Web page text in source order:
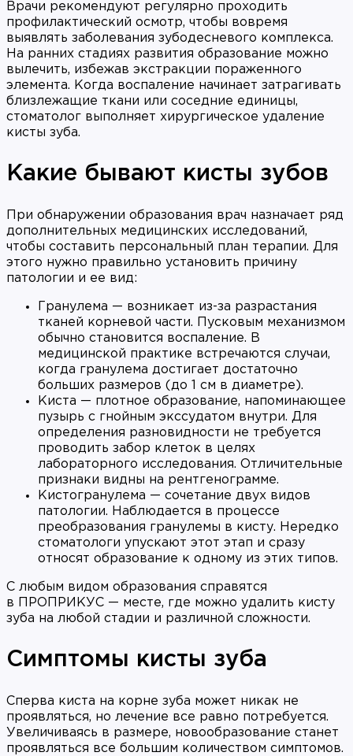
Врачи рекомендуют регулярно проходить
профилактический осмотр, чтобы вовремя
выявлять заболевания зубодесневого комплекса.
На ранних стадиях развития образование можно
вылечить, избежав экстракции пораженного
элемента. Когда воспаление начинает затрагивать
близлежащие ткани или соседние единицы,
стоматолог выполняет хирургическое удаление
кисты зуба.
Какие бывают кисты зубов
При обнаружении образования врач назначает ряд
дополнительных медицинских исследований,
чтобы составить персональный план терапии. Для
этого нужно правильно установить причину
патологии и ее вид:
Гранулема — возникает из-за разрастания
тканей корневой части. Пусковым механизмом
обычно становится воспаление. В
медицинской практике встречаются случаи,
когда гранулема достигает достаточно
больших размеров (до 1 см в диаметре).
Киста — плотное образование, напоминающее
пузырь с гнойным экссудатом внутри. Для
определения разновидности не требуется
проводить забор клеток в целях
лабораторного исследования. Отличительные
признаки видны на рентгенограмме.
Кистогранулема — сочетание двух видов
патологии. Наблюдается в процессе
преобразования гранулемы в кисту. Нередко
стоматологи упускают этот этап и сразу
относят образование к одному из этих типов.
С любым видом образования справятся
в ПРОПРИКУС — месте, где можно удалить кисту
зуба на любой стадии и различной сложности.
Симптомы кисты зуба
Сперва киста на корне зуба может никак не
проявляться, но лечение все равно потребуется.
Увеличиваясь в размере, новообразование станет
проявляться все большим количеством симптомов.